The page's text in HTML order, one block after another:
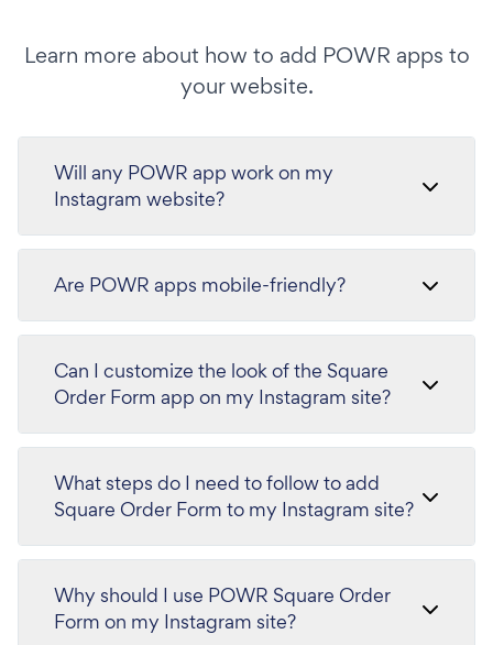
Learn more about how to add POWR apps to
your website.
Will any POWR app work on my
Instagram website?
Are POWR apps mobile-friendly?
Can I customize the look of the Square
Order Form app on my Instagram site?
What steps do I need to follow to add
Square Order Form to my Instagram site?
Why should I use POWR Square Order
Form on my Instagram site?